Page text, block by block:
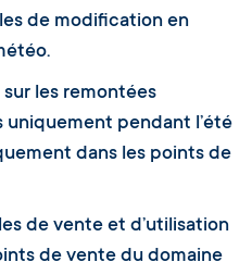
de modification en
les remontées
uniquement pendant l’été
dans les points de
de vente et d’utilisation
de vente du domaine